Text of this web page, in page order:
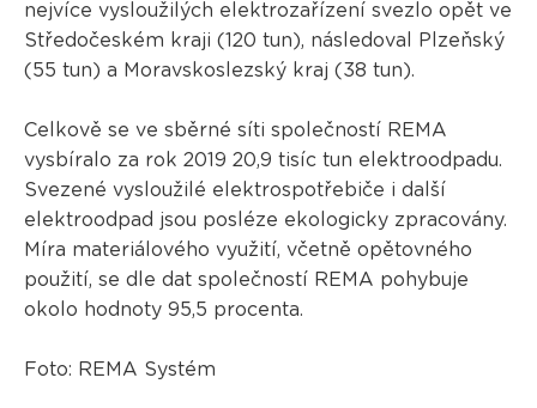
nejvíce vysloužilých elektrozařízení svezlo opět ve
Středočeském kraji (120 tun), následoval Plzeňský
(55 tun) a Moravskoslezský kraj (38 tun).
Celkově se ve sběrné síti společností REMA
vysbíralo za rok 2019 20,9 tisíc tun elektroodpadu.
Svezené vysloužilé elektrospotřebiče i další
elektroodpad jsou posléze ekologicky zpracovány.
Míra materiálového využití, včetně opětovného
použití, se dle dat společností REMA pohybuje
okolo hodnoty 95,5 procenta.
Foto: REMA Systém